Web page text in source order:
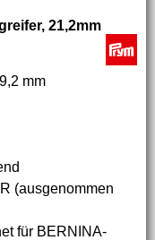
21,2mm
mm
(ausgenommen
für BERNINA-